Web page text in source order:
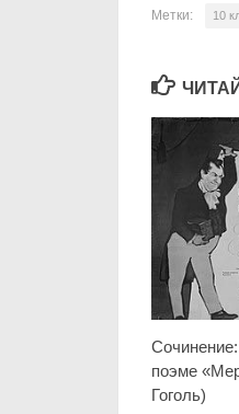
Метки: 10
поэме
Гоголь)